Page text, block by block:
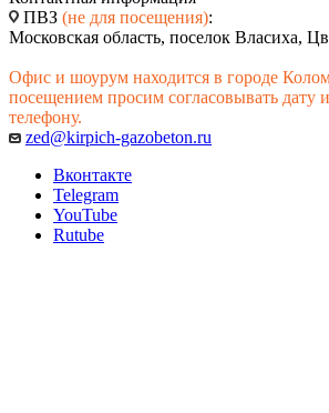
ПВЗ (не для посещения):
Московская область, поселок Власиха,
Офис и шоурум находится в городе
посещением просим согласовывать дату
телефону.
zed@kirpich-gazobeton.ru
Вконтакте
Telegram
YouTube
Rutube